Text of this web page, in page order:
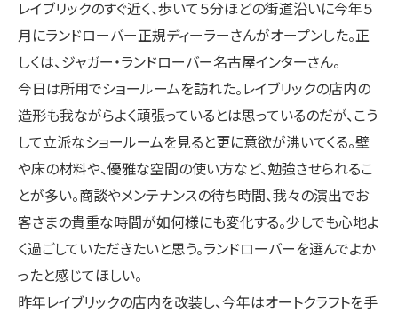
レイブリックのすぐ近く、歩いて５分ほどの街道沿いに今年５
月にランドローバー正規ディーラーさんがオープンした。正
しくは、ジャガー・ランドローバー名古屋インターさん。
今日は所用でショールームを訪れた。レイブリックの店内の
造形も我ながらよく頑張っているとは思っているのだが、こう
して立派なショールームを見ると更に意欲が沸いてくる。壁
や床の材料や、優雅な空間の使い方など、勉強させられるこ
とが多い。商談やメンテナンスの待ち時間、我々の演出でお
客さまの貴重な時間が如何様にも変化する。少しでも心地よ
く過ごしていただきたいと思う。ランドローバーを選んでよか
ったと感じてほしい。
昨年レイブリックの店内を改装し、今年はオートクラフトを手